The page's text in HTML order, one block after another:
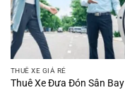
THUÊ XE GIÁ RẺ
Thuê Xe Đưa Đón Sân Bay